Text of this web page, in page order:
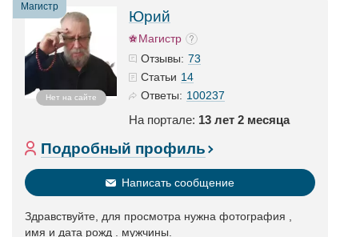
Магистр
Нет на сайте
Юрий
Магистр
Отзывы: 73
Статьи 14
Ответы: 100237
На портале: 13 лет 2 месяца
Подробный профиль
Написать сообщение
Здравствуйте, для просмотра нужна фотография ,
имя и дата рожд . мужчины.